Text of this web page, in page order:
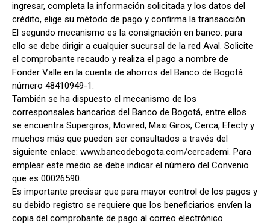
ingresar, completa la información solicitada y los datos del
crédito, elige su método de pago y confirma la transacción.
El segundo mecanismo es la consignación en banco: para
ello se debe dirigir a cualquier sucursal de la red Aval. Solicite
el comprobante recaudo y realiza el pago a nombre de
Fonder Valle en la cuenta de ahorros del Banco de Bogotá
número 48410949-1.
También se ha dispuesto el mecanismo de los
corresponsales bancarios del Banco de Bogotá, entre ellos
se encuentra Supergiros, Movired, Maxi Giros, Cerca, Efecty y
muchos más que pueden ser consultados a través del
siguiente enlace: www.bancodebogota.com/cercademi. Para
emplear este medio se debe indicar el número del Convenio
que es 00026590.
Es importante precisar que para mayor control de los pagos y
su debido registro se requiere que los beneficiarios envíen la
copia del comprobante de pago al correo electrónico